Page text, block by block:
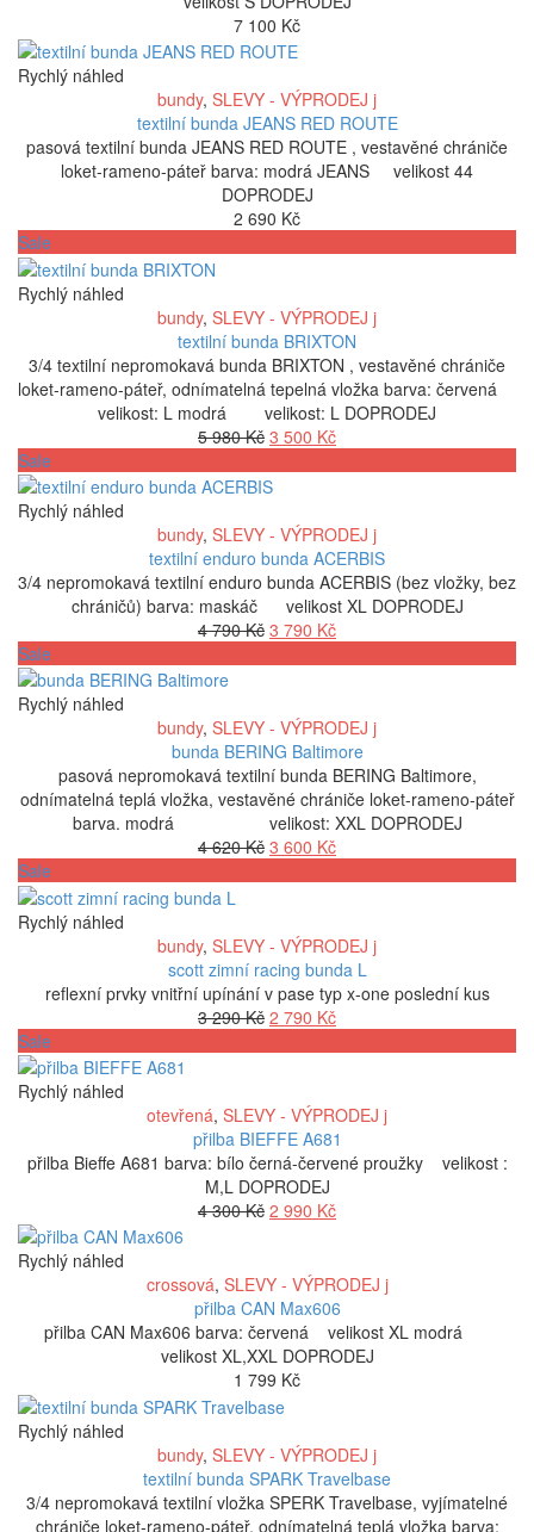
7 100 Kč
Rychlý náhled
bundy, SLEVY - VÝPRODEJ j
textilní bunda JEANS RED ROUTE
pasová textilní bunda JEANS RED ROUTE , vestavěné chrániče
loket-rameno-páteř barva: modrá JEANS velikost 44
DOPRODEJ
2 690 Kč
Sale
Rychlý náhled
bundy, SLEVY - VÝPRODEJ j
textilní bunda BRIXTON
3/4 textilní nepromokavá bunda BRIXTON , vestavěné chrániče
loket-rameno-páteř, odnímatelná tepelná vložka barva: červená
velikost: L modrá velikost: L DOPRODEJ
5 980Kč Původní
byla:
980 Kč.
3 500 KčAktuální
500 Kč.
Sale
Rychlý náhled
bundy, SLEVY - VÝPRODEJ j
textilní enduro bunda ACERBIS
3/4 nepromokavá textilní enduro bunda ACERBIS (bez vložky, bez
chráničů) barva: maskáč velikost XL DOPRODEJ
4 790Kč Původní
790 Kč.
3 790 KčAktuální
790 Kč.
Sale
Rychlý náhled
bundy, SLEVY - VÝPRODEJ j
bunda BERING Baltimore
pasová nepromokavá textilní bunda BERING Baltimore,
odnímatelná teplá vložka, vestavěné chrániče loket-rameno-páteř
barva. modrá velikost: XXL DOPRODEJ
4 620Kč Původní
620 Kč.
3 600 KčAktuální
600 Kč.
Sale
Rychlý náhled
bundy, SLEVY - VÝPRODEJ j
scott zimní racing bunda L
reflexní prvky vnitřní upínání v pase typ x-one poslední kus
3 290Kč Původní
290 Kč.
2 790 KčAktuální
790 Kč.
Sale
Rychlý náhled
otevřená, SLEVY - VÝPRODEJ j
přilba BIEFFE A681
přilba Bieffe A681 barva: bílo černá-červené proužky velikost :
M,L DOPRODEJ
4 300Kč Původní
4
300 Kč.
2 990 KčAktuální
2
990 Kč.
Rychlý náhled
crossová, SLEVY - VÝPRODEJ j
přilba CAN Max606
přilba CAN Max606 barva: červená velikost XL modrá
velikost XL,XXL DOPRODEJ
1 799 Kč
Rychlý náhled
bundy, SLEVY - VÝPRODEJ j
textilní bunda SPARK Travelbase
3/4 nepromokavá textilní vložka SPERK Travelbase, vyjímatelné
chrániče loket-rameno-páteř, odnímatelná teplá vložka barva: